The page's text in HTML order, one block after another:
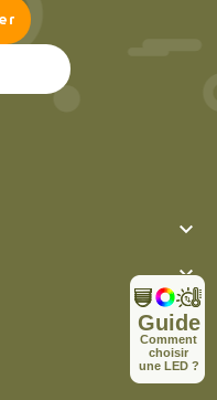




Comment
choisir
une LED ?
Guide